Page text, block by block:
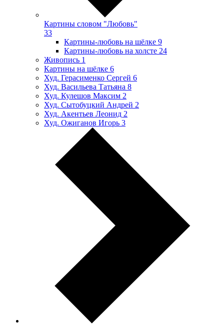
Картины словом "Любовь"
33
Картины-любовь на шёлке 9
Картины-любовь на холсте 24
Живопись 1
Картины на шёлке 6
Худ. Герасименко Сергей 6
Худ. Васильева Татьяна 8
Худ. Кулешов Максим 2
Худ. Сытобуцкий Андрей 2
Худ. Акентьев Леонид 2
Худ. Ожиганов Игорь 3